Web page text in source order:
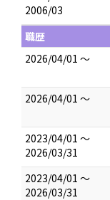
2006/03
職歴
2026/04/01 ～
2026/04/01 ～
2023/04/01 ～
2026/03/31
2023/04/01 ～
2026/03/31